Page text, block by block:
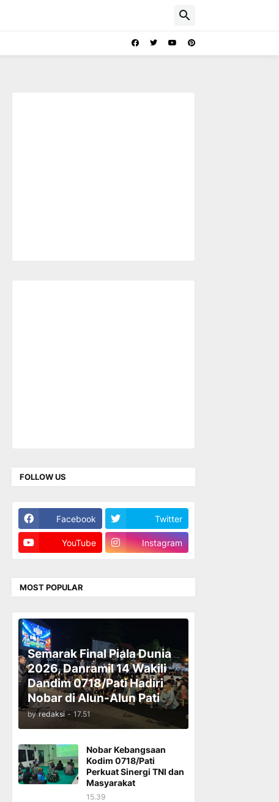
FOLLOW US
Facebook Twitter
YouTube Instagram
MOST POPULAR
Semarak Final Piala Dunia
2026, Danramil 14 Wakili
Dandim 0718/Pati Hadiri
Nobar di Alun-Alun Pati
by redaksi - 17.51
Nobar Kebangsaan
Kodim 0718/Pati
Perkuat Sinergi TNI dan
Masyarakat
15.39